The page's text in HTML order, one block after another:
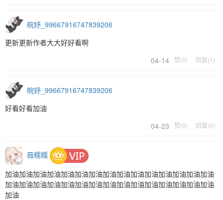
皖妤_99667916747839206
更新更新作者大大好好看啊
04-14
赞(0) 回复(1)
皖妤_99667916747839206
好看好看加油
04-23
赞(0) 回复(0)
薇糯糯
加油加油加油加油加油加油加油加油加油加油加油加油加油加油加油
加油加油加油加油加油加油加油加油加油加油加油加油加油加油加油
加油